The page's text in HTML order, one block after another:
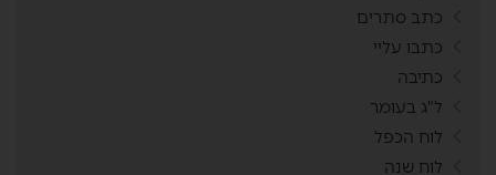
כתב סתרים
כתבו עליי
כתיבה
ל"ג בעומר
לוח הכפל
לוח שנה